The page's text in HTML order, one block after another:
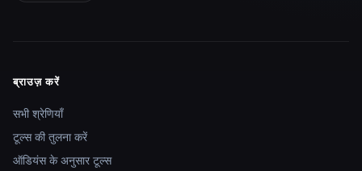
Site navigation
ब्राउज़ करें
सभी श्रेणियाँ
टूल्स की तुलना करें
ऑडियंस के अनुसार टूल्स